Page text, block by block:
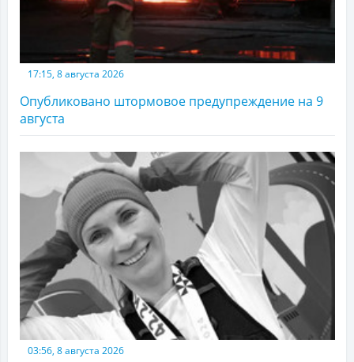
17:15, 8 августа 2026
Опубликовано штормовое предупреждение на 9
августа
03:56, 8 августа 2026